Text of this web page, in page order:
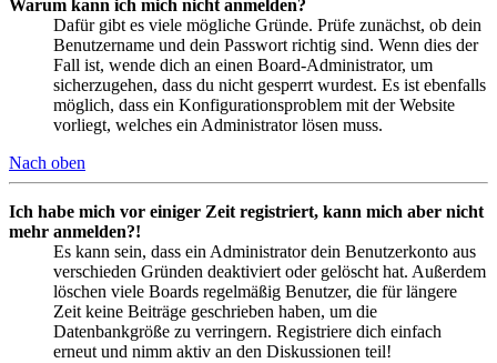
Warum kann ich mich nicht anmelden?
Dafür gibt es viele mögliche Gründe. Prüfe zunächst, ob dein
Benutzername und dein Passwort richtig sind. Wenn dies der
Fall ist, wende dich an einen Board-Administrator, um
sicherzugehen, dass du nicht gesperrt wurdest. Es ist ebenfalls
möglich, dass ein Konfigurationsproblem mit der Website
vorliegt, welches ein Administrator lösen muss.
Nach oben
Ich habe mich vor einiger Zeit registriert, kann mich aber nicht
mehr anmelden?!
Es kann sein, dass ein Administrator dein Benutzerkonto aus
verschieden Gründen deaktiviert oder gelöscht hat. Außerdem
löschen viele Boards regelmäßig Benutzer, die für längere
Zeit keine Beiträge geschrieben haben, um die
Datenbankgröße zu verringern. Registriere dich einfach
erneut und nimm aktiv an den Diskussionen teil!